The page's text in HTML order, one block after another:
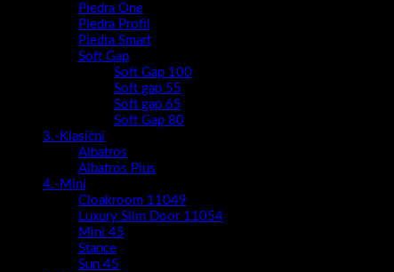
Piedra One
Piedra Profil
Piedra Smart
Soft Gap
Soft Gap 100
Soft gap 55
Soft gap 65
Soft Gap 80
3.-Klasični
Albatros
Albatros Plus
4.-Mini
Cloakroom 11049
Luxury Slim Door 11054
Mini 45
Stance
Sun 45